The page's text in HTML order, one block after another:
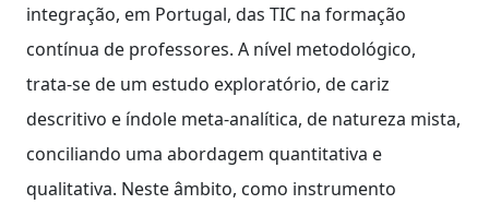
integração, em Portugal, das TIC na formação
contínua de professores. A nível metodológico,
trata-se de um estudo exploratório, de cariz
descritivo e índole meta-analítica, de natureza mista,
conciliando uma abordagem quantitativa e
qualitativa. Neste âmbito, como instrumento